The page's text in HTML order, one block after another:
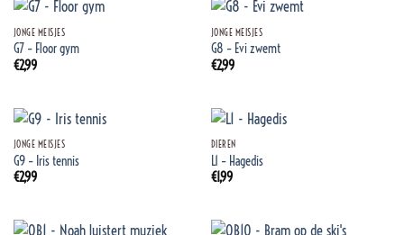
JONGE MEISJES
G7 – Floor gym
€2,99
JONGE MEISJES
G8 – Evi zwemt
€2,99
JONGE MEISJES
G9 – Iris tennis
€2,99
DIEREN
L1 – Hagedis
€1,99